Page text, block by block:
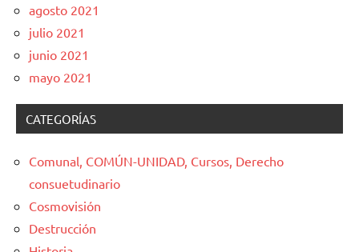
agosto 2021
julio 2021
junio 2021
mayo 2021
CATEGORÍAS
Comunal, COMÚN-UNIDAD, Cursos, Derecho
consuetudinario
Cosmovisión
Destrucción